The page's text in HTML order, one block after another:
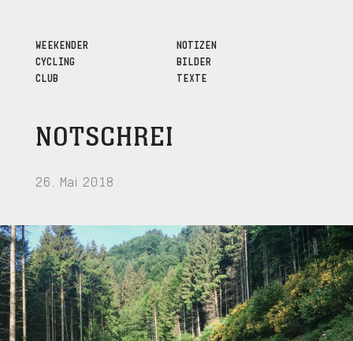
WEEKENDER
CYCLING
CLUB
NOTIZEN
BILDER
TEXTE
NOTSCHREI
26. Mai 2018